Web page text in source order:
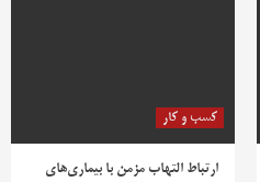
کسب و کار
ارتباط التهاب مزمن با بیماری‌های